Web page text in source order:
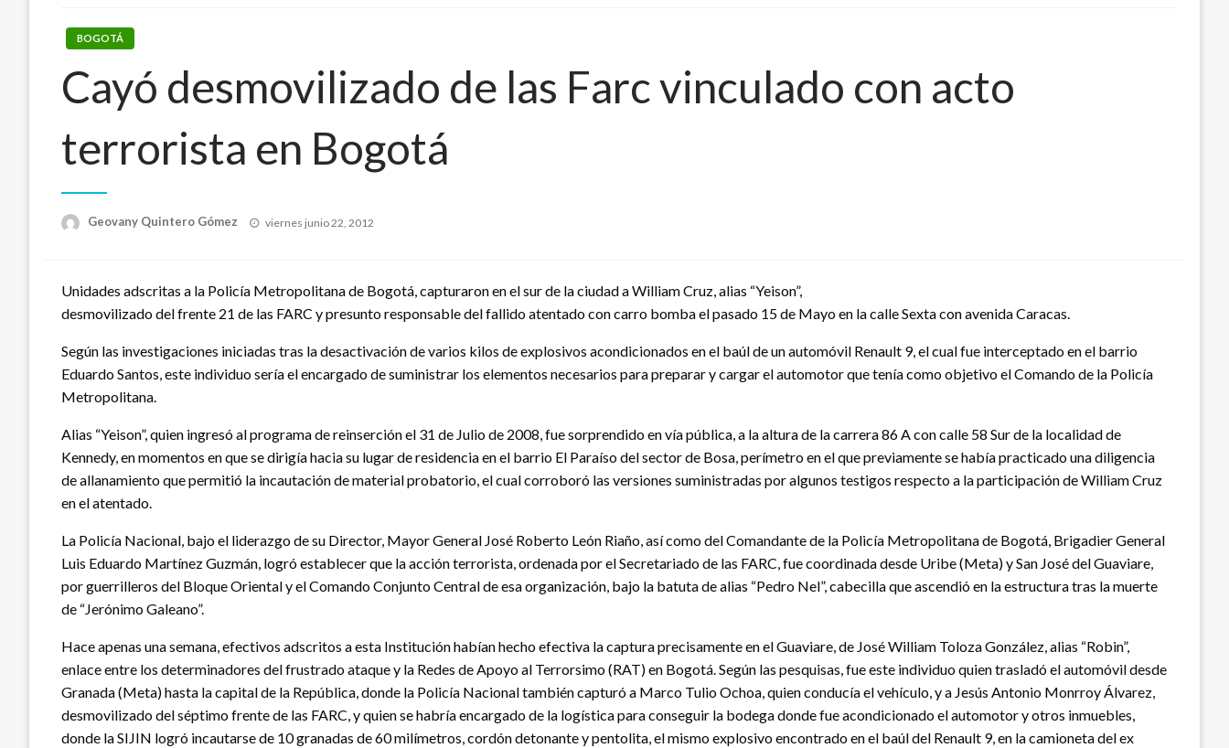
BOGOTÁ
Cayó desmovilizado de las Farc vinculado con acto
terrorista en Bogotá
Geovany Quintero Gómez
Publicado
viernes junio 22, 2012
Unidades adscritas a la Policía Metropolitana de Bogotá, capturaron en el sur de la ciudad a William Cruz, alias “Yeison”,
desmovilizado del frente 21 de las FARC y presunto responsable del fallido atentado con carro bomba el pasado 15 de Mayo en la calle Sexta con avenida Caracas.
Según las investigaciones iniciadas tras la desactivación de varios kilos de explosivos acondicionados en el baúl de un automóvil Renault 9, el cual fue interceptado en el barrio
Eduardo Santos, este individuo sería el encargado de suministrar los elementos necesarios para preparar y cargar el automotor que tenía como objetivo el Comando de la Policía
Metropolitana.
Alias “Yeison”, quien ingresó al programa de reinserción el 31 de Julio de 2008, fue sorprendido en vía pública, a la altura de la carrera 86 A con calle 58 Sur de la localidad de
Kennedy, en momentos en que se dirigía hacia su lugar de residencia en el barrio El Paraíso del sector de Bosa, perímetro en el que previamente se había practicado una diligencia
de allanamiento que permitió la incautación de material probatorio, el cual corroboró las versiones suministradas por algunos testigos respecto a la participación de William Cruz
en el atentado.
La Policía Nacional, bajo el liderazgo de su Director, Mayor General José Roberto León Riaño, así como del Comandante de la Policía Metropolitana de Bogotá, Brigadier General
Luis Eduardo Martínez Guzmán, logró establecer que la acción terrorista, ordenada por el Secretariado de las FARC, fue coordinada desde Uribe (Meta) y San José del Guaviare,
por guerrilleros del Bloque Oriental y el Comando Conjunto Central de esa organización, bajo la batuta de alias “Pedro Nel”, cabecilla que ascendió en la estructura tras la muerte
de “Jerónimo Galeano”.
Hace apenas una semana, efectivos adscritos a esta Institución habían hecho efectiva la captura precisamente en el Guaviare, de José William Toloza González, alias “Robin”,
enlace entre los determinadores del frustrado ataque y la Redes de Apoyo al Terrorsimo (RAT) en Bogotá. Según las pesquisas, fue este individuo quien trasladó el automóvil desde
Granada (Meta) hasta la capital de la República, donde la Policía Nacional también capturó a Marco Tulio Ochoa, quien conducía el vehículo, y a Jesús Antonio Monrroy Álvarez,
desmovilizado del séptimo frente de las FARC, y quien se habría encargado de la logística para conseguir la bodega donde fue acondicionado el automotor y otros inmuebles,
donde la SIJIN logró incautarse de 10 granadas de 60 milímetros, cordón detonante y pentolita, el mismo explosivo encontrado en el baúl del Renault 9, en la camioneta del ex